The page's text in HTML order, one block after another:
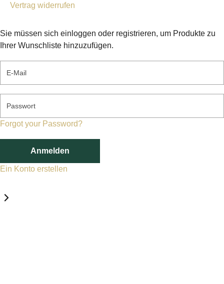
Vertrag widerrufen
Sie müssen sich einloggen oder registrieren, um Produkte zu
Ihrer Wunschliste hinzuzufügen.
E-Mail
Passwort
Forgot your Password?
Anmelden
Ein Konto erstellen